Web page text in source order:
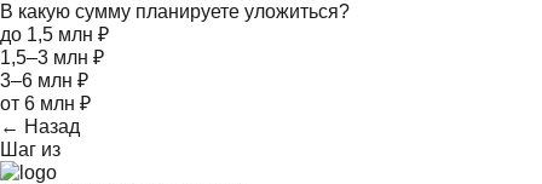
В какую сумму планируете уложиться?
до 1,5 млн ₽
1,5–3 млн ₽
3–6 млн ₽
от 6 млн ₽
← Назад
Шаг из